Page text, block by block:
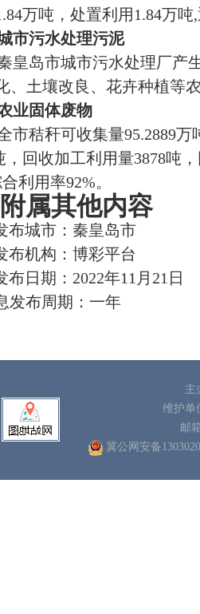
万吨，处置利用1.84万
市污水处理污泥
皇岛市城市污水处理厂产
、土壤改良、花卉种植等
业固体废物
市秸秆可收集量95.2889万
，回收加工利用量3878吨
利用率92%。
属其他内容
布城市：秦皇岛市
布机构：博彩平台
布日期：2022年11月21日
发布周期：一年
主
维护单
邮
冀公网安备